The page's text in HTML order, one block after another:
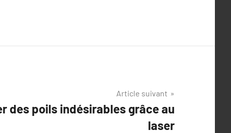
Article suivant
des poils indésirables grâce au
laser